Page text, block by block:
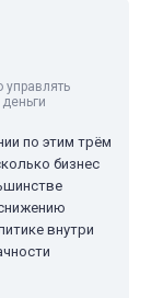
управлять
по этим трём
бизнес
внутри